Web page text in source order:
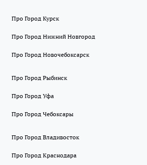
Про Город Курск
Про Город Нижний Новгород
Про Город Новочебоксарск
Про Город Рыбинск
Про Город Уфа
Про Город Чебоксары
Про Город Владивосток
Про Город Краснодара